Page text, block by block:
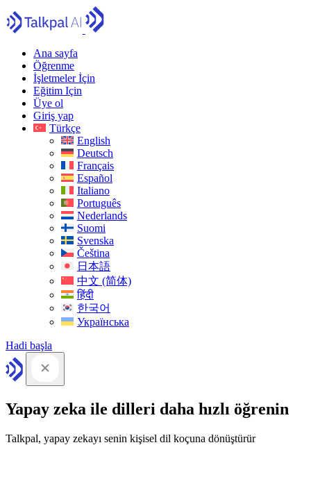
Ana sayfa
Öğrenme
İşletmeler İçin
Eğitim Için
Üye ol
Giriş yap
Türkçe
English
Deutsch
Français
Español
Italiano
Português
Nederlands
Suomi
Svenska
Čeština
日本語
中文 (简体)
हिंदी
한국어
Українська
Hadi başla
Yapay zeka ile dilleri daha hızlı öğrenin
Talkpal, yapay zekayı senin kişisel dil koçuna dönüştürür